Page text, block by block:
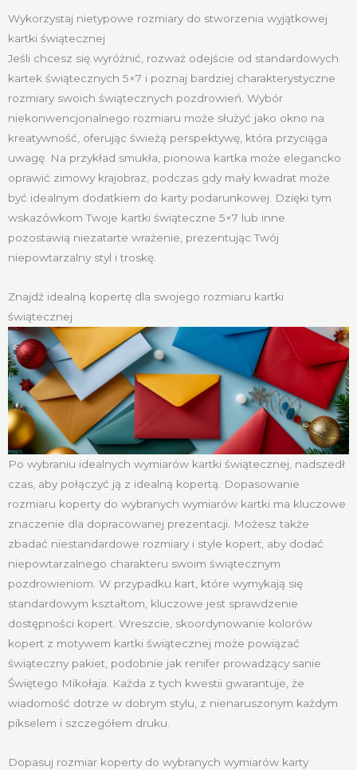
Wykorzystaj nietypowe rozmiary do stworzenia wyjątkowej
kartki świątecznej
Jeśli chcesz się wyróżnić, rozważ odejście od standardowych
kartek świątecznych 5×7 i poznaj bardziej charakterystyczne
rozmiary swoich świątecznych pozdrowień. Wybór
niekonwencjonalnego rozmiaru może służyć jako okno na
kreatywność, oferując świeżą perspektywę, która przyciąga
uwagę. Na przykład smukła, pionowa kartka może elegancko
oprawić zimowy krajobraz, podczas gdy mały kwadrat może
być idealnym dodatkiem do karty podarunkowej. Dzięki tym
wskazówkom Twoje kartki świąteczne 5×7 lub inne
pozostawią niezatarte wrażenie, prezentując Twój
niepowtarzalny styl i troskę.
Znajdź idealną kopertę dla swojego rozmiaru kartki
świątecznej
Po wybraniu idealnych wymiarów kartki świątecznej, nadszedł
czas, aby połączyć ją z idealną kopertą. Dopasowanie
rozmiaru koperty do wybranych wymiarów kartki ma kluczowe
znaczenie dla dopracowanej prezentacji. Możesz także
zbadać niestandardowe rozmiary i style kopert, aby dodać
niepowtarzalnego charakteru swoim świątecznym
pozdrowieniom. W przypadku kart, które wymykają się
standardowym kształtom, kluczowe jest sprawdzenie
dostępności kopert. Wreszcie, skoordynowanie kolorów
kopert z motywem kartki świątecznej może powiązać
świąteczny pakiet, podobnie jak renifer prowadzący sanie
Świętego Mikołaja. Każda z tych kwestii gwarantuje, że
wiadomość dotrze w dobrym stylu, z nienaruszonym każdym
pikselem i szczegółem druku.
Dopasuj rozmiar koperty do wybranych wymiarów karty